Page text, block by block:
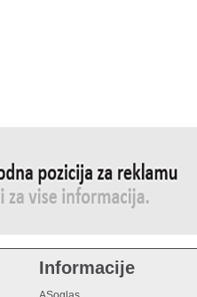
Informacije